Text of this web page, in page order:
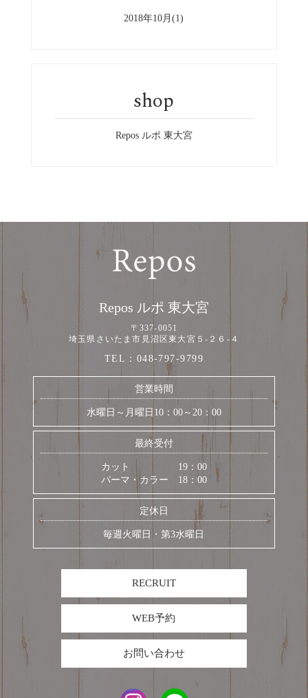
2018年10月(1)
shop
Repos ルポ 東大宮
Repos ルポ 東大宮
〒337-0051
埼玉県さいたま市見沼区東大宮５-２６-４
TEL： 048-797-9799
営業時間
水曜日～月曜日10：00～20：00
最終受付
カット 19：00
パーマ・カラー 18：00
定休日
毎週火曜日・第3水曜日
RECRUIT
WEB予約
お問い合わせ